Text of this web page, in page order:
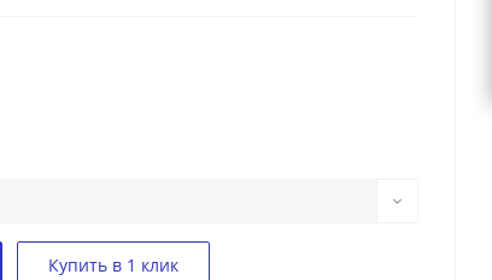
Купить в 1 клик